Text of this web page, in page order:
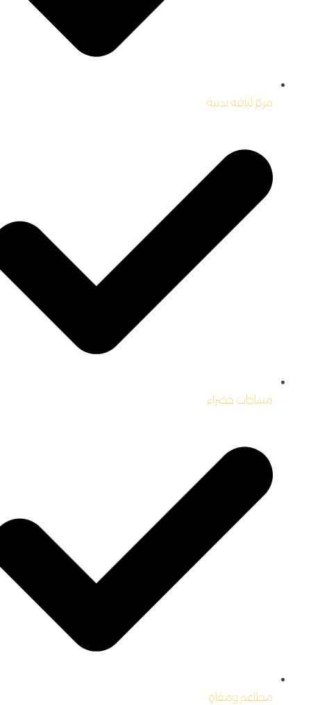
مركز لياقة بدنية
مساحات خضراء
مطاعم ومقاهِِ